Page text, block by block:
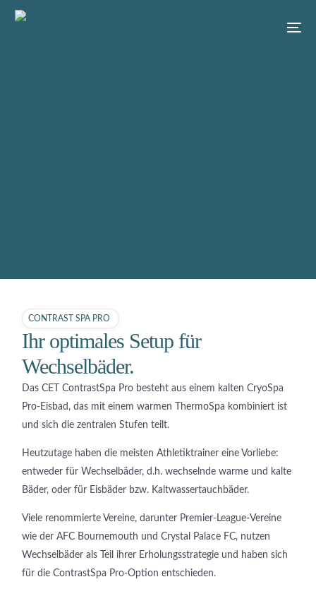
CONTRAST SPA PRO
Ihr optimales Setup für
Wechselbäder.
Das CET ContrastSpa Pro besteht aus einem kalten CryoSpa
Pro-Eisbad, das mit einem warmen ThermoSpa kombiniert ist
und sich die zentralen Stufen teilt.
Heutzutage haben die meisten Athletiktrainer eine Vorliebe:
entweder für Wechselbäder, d.h. wechselnde warme und kalte
Bäder, oder für Eisbäder bzw. Kaltwassertauchbäder.
Viele renommierte Vereine, darunter Premier-League-Vereine
wie der AFC Bournemouth und Crystal Palace FC, nutzen
Wechselbäder als Teil ihrer Erholungsstrategie und haben sich
für die ContrastSpa Pro-Option entschieden.